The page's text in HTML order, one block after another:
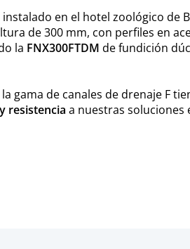
instalado en el hotel zoológico de
de 300 mm, con perfiles en
la FNX300FTDM de fundición
gama de canales de drenaje F
resistencia a nuestras soluciones